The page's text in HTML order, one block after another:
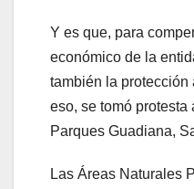
Y es que, para
económico de la
también la protección
eso, se tomó
Parques Guadiana,
Las Áreas Naturales